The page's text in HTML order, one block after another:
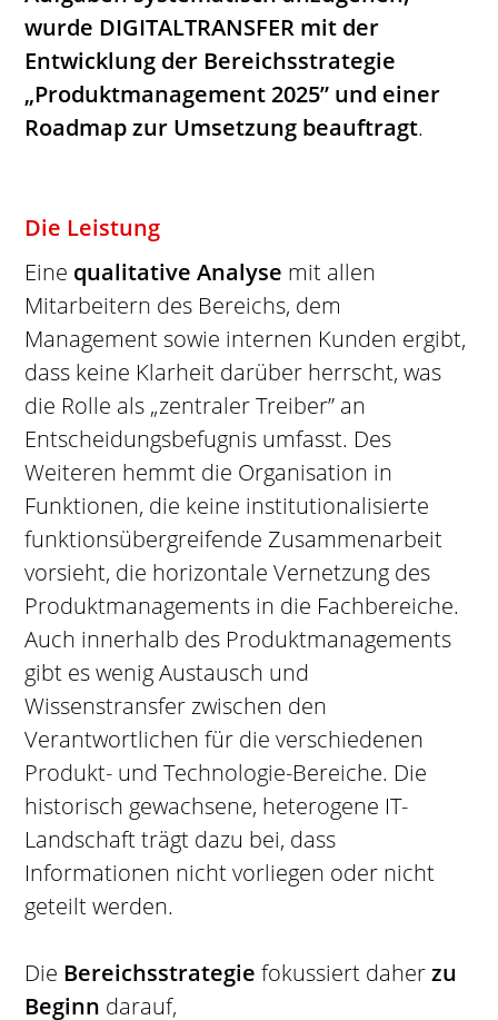
wurde DIGITALTRANSFER mit der
Entwicklung der Bereichsstrategie
„Produktmanagement 2025” und einer
Roadmap zur Umsetzung beauftragt.
Die Leistung
Eine qualitative Analyse mit allen
Mitarbeitern des Bereichs, dem
Management sowie internen Kunden ergibt,
dass keine Klarheit darüber herrscht, was
die Rolle als „zentraler Treiber” an
Entscheidungsbefugnis umfasst. Des
Weiteren hemmt die Organisation in
Funktionen, die keine institutionalisierte
funktionsübergreifende Zusammenarbeit
vorsieht, die horizontale Vernetzung des
Produktmanagements in die Fachbereiche.
Auch innerhalb des Produktmanagements
gibt es wenig Austausch und
Wissenstransfer zwischen den
Verantwortlichen für die verschiedenen
Produkt- und Technologie-Bereiche. Die
historisch gewachsene, heterogene IT-
Landschaft trägt dazu bei, dass
Informationen nicht vorliegen oder nicht
geteilt werden.
Die Bereichsstrategie fokussiert daherzu
Beginn darauf,